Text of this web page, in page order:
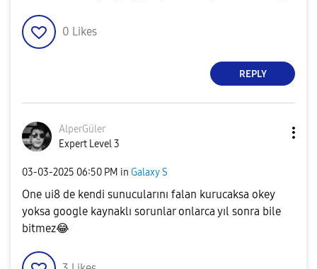
0 Likes
REPLY
AlperGüler
Expert Level 3
‎03-03-2025 06:50 PM in Galaxy S
One ui8 de kendi sunucularını falan kurucaksa okey
yoksa google kaynaklı sorunlar onlarca yıl sonra bile
bitmez😂